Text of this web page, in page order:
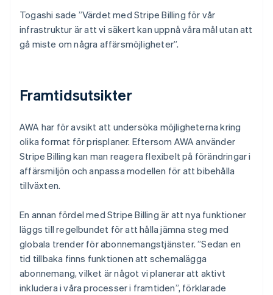
Togashi sade ”Värdet med Stripe Billing för vår
infrastruktur är att vi säkert kan uppnå våra mål utan att
gå miste om några affärsmöjligheter”.
Framtidsutsikter
AWA har för avsikt att undersöka möjligheterna kring
olika format för prisplaner. Eftersom AWA använder
Stripe Billing kan man reagera flexibelt på förändringar i
affärsmiljön och anpassa modellen för att bibehålla
tillväxten.
En annan fördel med Stripe Billing är att nya funktioner
läggs till regelbundet för att hålla jämna steg med
globala trender för abonnemangstjänster. ”Sedan en
tid tillbaka finns funktionen att schemalägga
abonnemang, vilket är något vi planerar att aktivt
inkludera i våra processer i framtiden”, förklarade